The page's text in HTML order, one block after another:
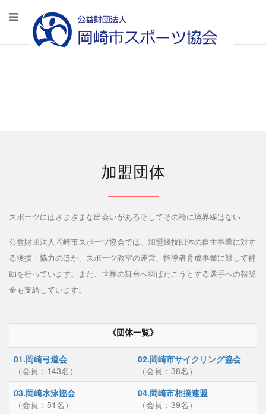
加盟団体
スポーツにはさまざまな出会いがあるそしてその輪に境界線はない
公益財団法人岡崎市スポーツ協会では、加盟競技団体の自主事業に対す
る後援・協力のほか、スポーツ教室の運営、指導者育成事業に対して補
助を行っています。また、世界の舞台へ羽ばたこうとする選手への報奨
金も支給しています。
《団体一覧》
01.岡崎弓道会
（会員：143名）
02.岡崎市サイクリング協会
（会員：38名）
03.岡崎水泳協会
（会員：51名）
04.岡崎市相撲連盟
（会員：39名）